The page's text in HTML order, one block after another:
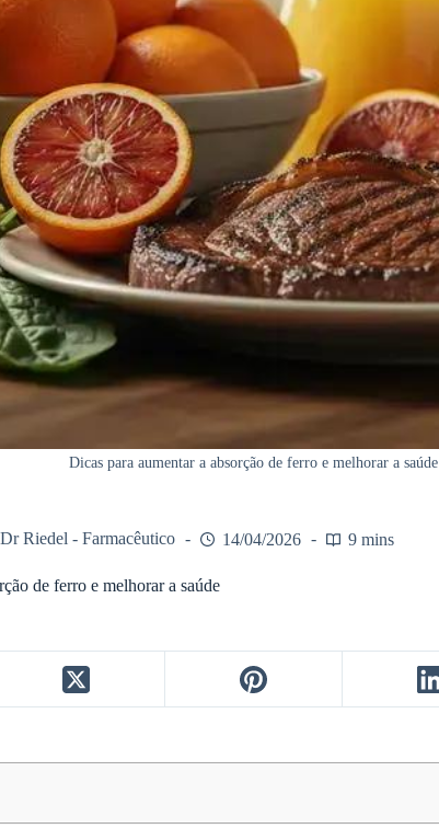
Dicas para aumentar a absorção de ferro e melhorar a saúde
Dr Riedel - Farmacêutico 14/04/2026 9 mins
de ferro e melhorar a saúde